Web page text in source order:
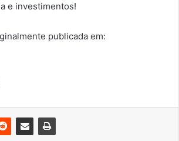
e investimentos!
publicada em: